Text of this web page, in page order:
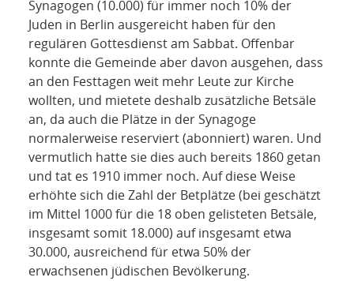
Synagogen (10.000) für immer noch 10% der
Juden in Berlin ausgereicht haben für den
regulären Gottesdienst am Sabbat. Offenbar
konnte die Gemeinde aber davon ausgehen, dass
an den Festtagen weit mehr Leute zur Kirche
wollten, und mietete deshalb zusätzliche Betsäle
an, da auch die Plätze in der Synagoge
normalerweise reserviert (abonniert) waren. Und
vermutlich hatte sie dies auch bereits 1860 getan
und tat es 1910 immer noch. Auf diese Weise
erhöhte sich die Zahl der Betplätze (bei geschätzt
im Mittel 1000 für die 18 oben gelisteten Betsäle,
insgesamt somit 18.000) auf insgesamt etwa
30.000, ausreichend für etwa 50% der
erwachsenen jüdischen Bevölkerung.